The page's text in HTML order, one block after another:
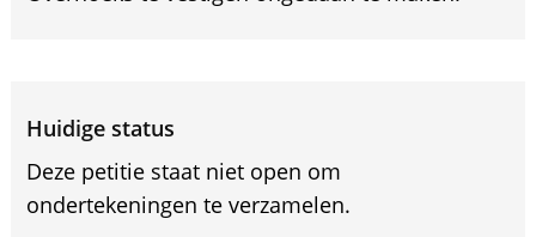
Huidige status
Deze petitie staat niet open om
ondertekeningen te verzamelen.